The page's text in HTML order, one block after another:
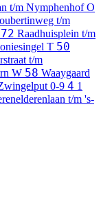
t/m NymphenhofO
t/m
72 Raadhuisplein t/m
T 50
t/m
W 58 Waaygaard
0-9 4 1
t/m 's-